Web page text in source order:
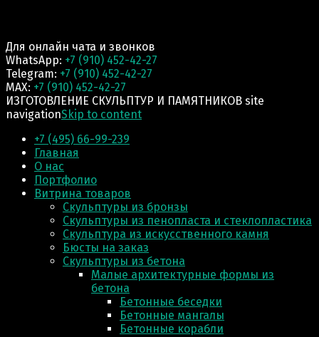
Для онлайн чата и звонков
WhatsApp: +7 (910) 452-42-27
Telegram: +7 (910) 452-42-27
MAX: +7 (910) 452-42-27
ИЗГОТОВЛЕНИЕ СКУЛЬПТУР И ПАМЯТНИКОВ site
navigationSkip to content
+7 (495) 66-99-239
Главная
О нас
Портфолио
Витрина товаров
Скульптуры из бронзы
Скульптуры из пенопласта и стеклопластика
Скульптура из искусственного камня
Бюсты на заказ
Скульптуры из бетона
Малые архитектурные формы из
бетона
Бетонные беседки
Бетонные мангалы
Бетонные корабли